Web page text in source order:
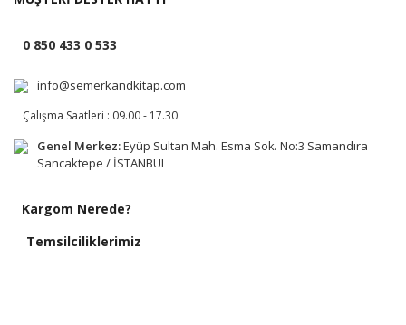
0 850 433 0 533
info@semerkandkitap.com
Çalışma Saatleri : 09.00 - 17.30
Genel Merkez:Eyüp Sultan Mah. Esma Sok. No:3 Samandıra
Sancaktepe / İSTANBUL
Kargom Nerede?
Temsilciliklerimiz